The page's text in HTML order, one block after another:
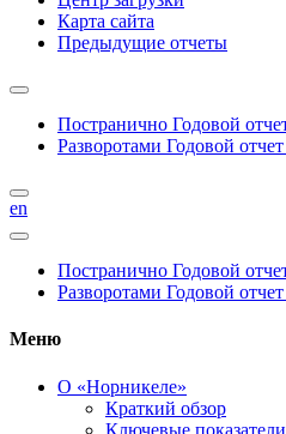
Карта сайта
Предыдущие отчеты
Постранично Годовой
Разворотами Годовой
en
Постранично Годовой
Разворотами Годовой
Меню
О «Норникеле»
Краткий обзор
Ключевые показатели